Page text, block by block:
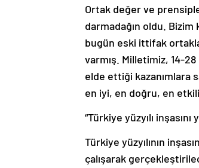
Ortak değer ve
darmadağın oldu.
bugün eski ittifak
varmış. Milletimiz, 14-
elde ettiği kazanımlara
en iyi, en doğru, en
“Türkiye yüzyılı
Türkiye yüzyılının
çalışarak